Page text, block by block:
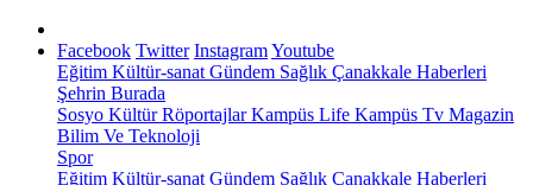
Facebook Twitter InstagramYoutube
Eğitim Kültür-sanat Gündem Sağlık Çanakkale Haberleri
Şehrin Burada
Sosyo KültürRöportajlarKampüs Life Kampüs Tv Magazin
Bilim Ve Teknoloji
Spor
Eğitim Kültür-sanat Gündem Sağlık Çanakkale Haberleri